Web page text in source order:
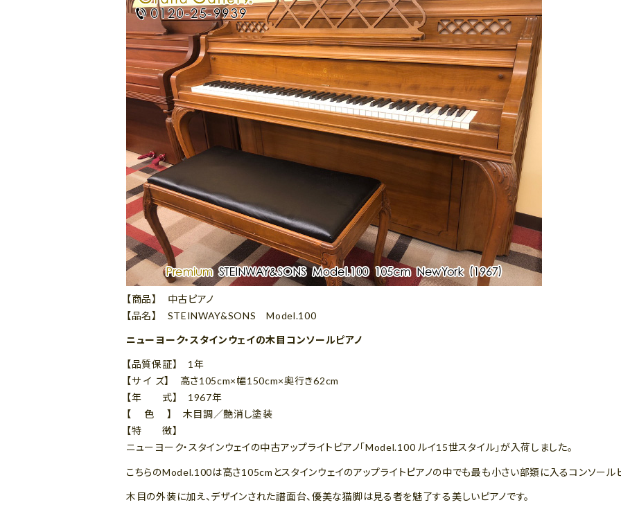
【商品】 中古ピアノ
【品名】 STEINWAY&SONS Model.100
ニューヨーク・スタインウェイの木目コンソールピアノ
【品質保証】 1年
【サ イ ズ】 高さ105cm×幅150cm×奥行き62cm
【年 式】 1967年
【 色 】 木目調／艶消し塗装
【特 徴】
ニューヨーク・スタインウェイの中古アップライトピアノ「Model.100 ルイ15世スタイル」が入荷しました。
こちらのModel.100は高さ105cmとスタインウェイのアップライトピアノの中でも最も小さい部類に入るコンソールピ
木目の外装に加え、デザインされた譜面台、優美な猫脚は見る者を魅了する美しいピアノです。